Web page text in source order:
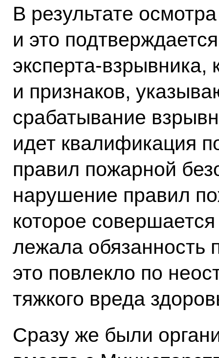
В результате
и это
эксперта-взрывника,
и признаков,
срабатывание
идет квалификация
правил пожарной
нарушение правил
которое
лежала обязанность
это повлекло по
тяжкого вреда
Сразу же были